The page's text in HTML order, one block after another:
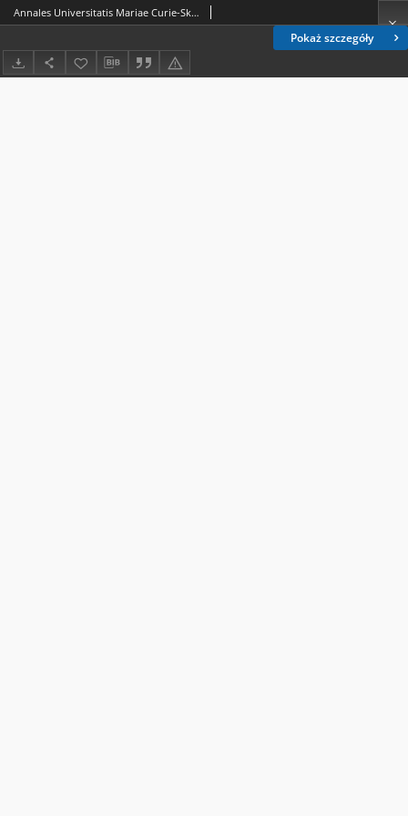
Pokaż szczegóły
Annales Universitatis Mariae Curie-Skłodowska. Sectio C, Biologia Vol. 14 (1959). Spis treści